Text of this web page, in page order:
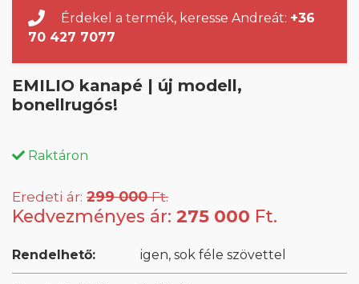
Érdekel a termék, keresse Andreát: +36
70 427 7077
EMILIO kanapé | új modell,
bonellrugós!
Raktáron
Eredeti ár: 299 000Ft.
Kedvezményes ár: 275 000 Ft.
Rendelhető: igen, sok féle szövettel